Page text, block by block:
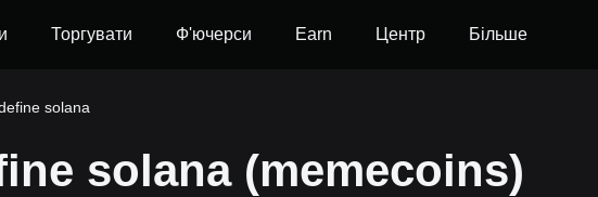
Торгувати Ф'ючерси Earn Центр Більше
solana
solana (memecoins)